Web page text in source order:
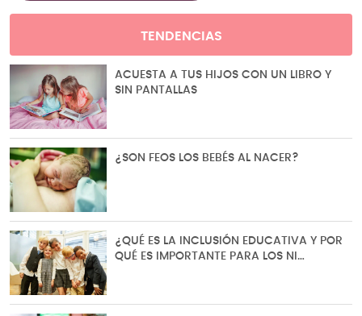
TENDENCIAS
ACUESTA A TUS HIJOS CON UN LIBRO Y
SIN PANTALLAS
¿SON FEOS LOS BEBÉS AL NACER?
¿QUÉ ES LA INCLUSIÓN EDUCATIVA Y POR
QUÉ ES IMPORTANTE PARA LOS NI…